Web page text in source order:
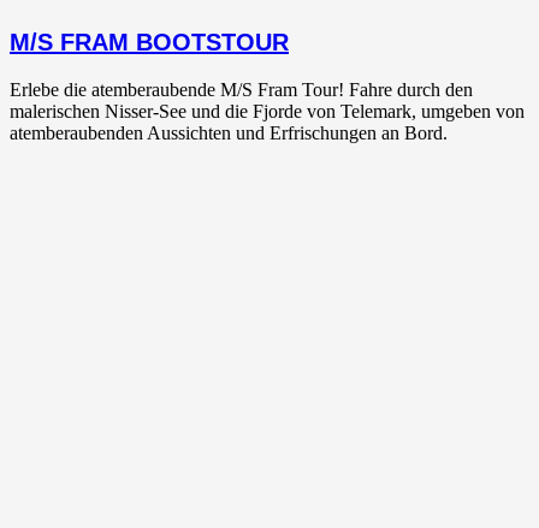
M/S FRAM BOOTSTOUR
Erlebe die atemberaubende M/S Fram Tour! Fahre durch den
malerischen Nisser-See und die Fjorde von Telemark, umgeben von
atemberaubenden Aussichten und Erfrischungen an Bord.